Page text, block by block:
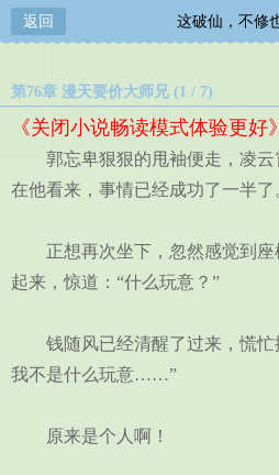
返回 这破仙，不修
第76章 漫天要价大师兄 (1 / 7)
《关闭小说畅读模式体验更好》
郭忘卑狠狠的甩袖便走，凌云
在他看来，事情已经成功了一半了
正想再次坐下，忽然感觉到座
起来，惊道：“什么玩意？”
钱随风已经清醒了过来，慌忙
我不是什么玩意……”
原来是个人啊！